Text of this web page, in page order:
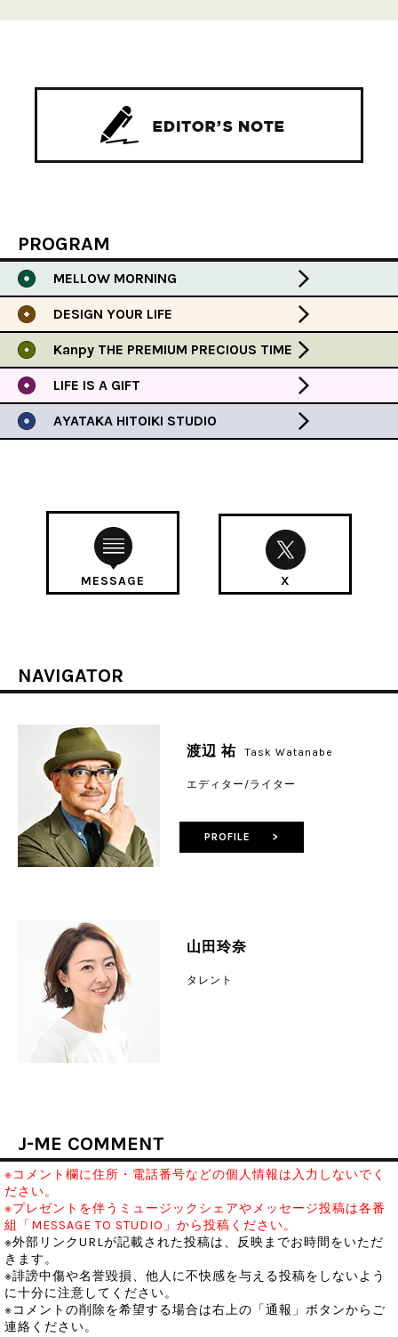
PROGRAM
MELLOW MORNING
DESIGN YOUR LIFE
Kanpy THE PREMIUM PRECIOUS TIME
LIFE IS A GIFT
AYATAKA HITOIKI STUDIO
MESSAGE X
NAVIGATOR
渡辺 祐 Task Watanabe
エディター/ライター
山田玲奈
タレント
PROFILE >
J-ME COMMENT
※コメント欄に住所・電話番号などの個人情報は入力しないでく
ださい。
※プレゼントを伴うミュージックシェアやメッセージ投稿は各番
組「MESSAGE TO STUDIO」から投稿ください。
※外部リンクURLが記載された投稿は、反映までお時間をいただ
きます。
※誹謗中傷や名誉毀損、他人に不快感を与える投稿をしないよう
に十分に注意してください。
※コメントの削除を希望する場合は右上の「通報」ボタンからご
連絡ください。